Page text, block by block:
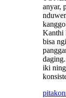
anyar,
Kanthi
bisa
iki
pitakon